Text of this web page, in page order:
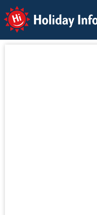
Holiday Info